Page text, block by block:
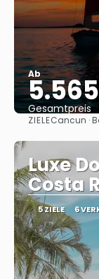
Ab
Gesamtpreis
ZIELECancun ·
Luxe
Costa
5 ZIELE 6